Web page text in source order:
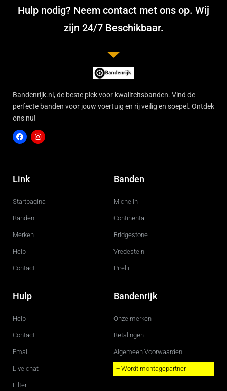
Hulp nodig? Neem contact met ons op. Wij
zijn 24/7 Beschikbaar.
Bandenrijk.nl, de beste plek voor kwaliteitsbanden. Vind de
perfecte banden voor jouw voertuig en rij veilig en soepel. Ontdek
ons nu!
c
e
o
g
r
Link
Startpagina
Banden
Merken
Help
Contact
Banden
Michelin
Continental
Bridgestone
Vredestein
Pirelli
Hulp
Help
Contact
Email
Live chat
Filter
Bandenrijk
Onze merken
Betalingen
Algemeen Voorwaarden
+ Wordt montagepartner